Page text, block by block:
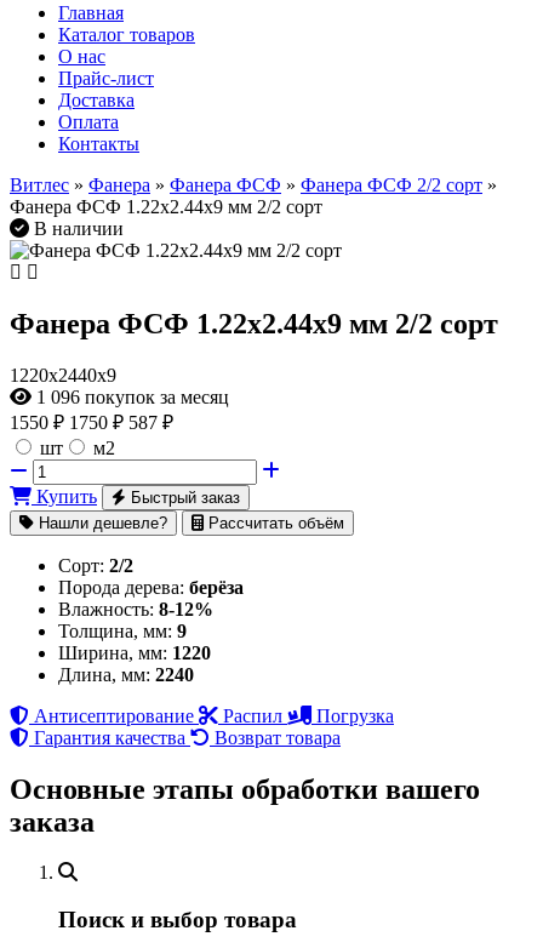
Главная
Каталог товаров
О нас
Прайс-лист
Доставка
Оплата
Контакты
Витлес » Фанера » Фанера ФСФ » Фанера ФСФ 2/2 сорт »
Фанера ФСФ 1.22х2.44х9 мм 2/2 сорт
В наличии
Фанера ФСФ 1.22х2.44х9 мм 2/2 сорт
1220х2440х9
1 096 покупок за месяц
1550 ₽ 1750 ₽ 587 ₽
шт
м2
Купить
Быстрый заказ
Нашли дешевле?
Рассчитать объём
Сорт: 2/2
Порода дерева: берёза
Влажность: 8-12%
Толщина, мм: 9
Ширина, мм: 1220
Длина, мм: 2240
Антисептирование
Распил
Погрузка
Гарантия качества
Возврат товара
Основные этапы обработки вашего
заказа
Поиск и выбор товара